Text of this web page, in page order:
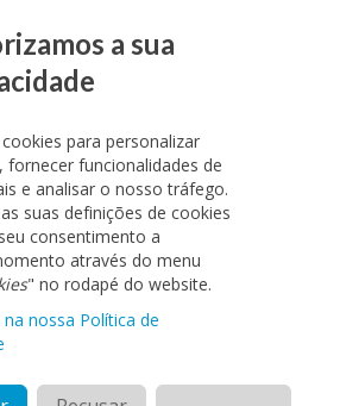
a sua
para personalizar
fornecer funcionalidades de
e analisar o nosso tráfego.
suas definições de cookies
consentimento a
através do menu
" no rodapé do website.
na nossa Política de